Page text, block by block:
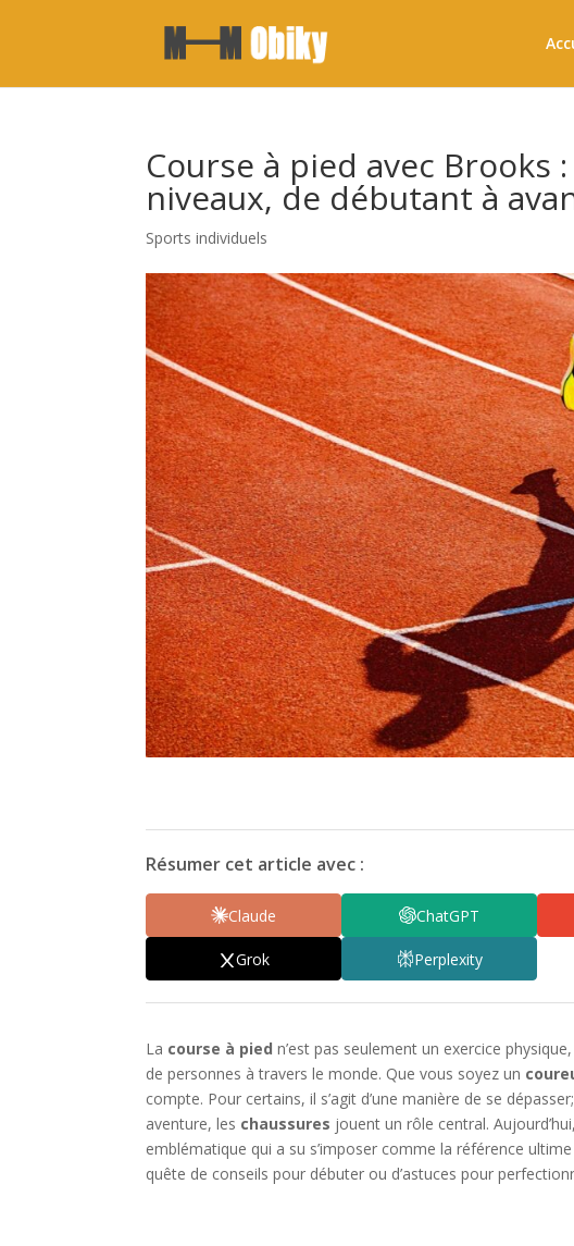
Course à pied avec Brooks
niveaux, de débutant à
Sports individuels
Résumer cet article avec :
Claude ChatGPT
Grok Perplexity
La course à pied n’est pas seulement un exercice
de personnes à travers le monde. Que vous soyez un
compte. Pour certains, il s’agit d’une manière de se
aventure, les chaussures jouent un rôle central.
emblématique qui a su s’imposer comme la référence
quête de conseils pour débuter ou d’astuces pour